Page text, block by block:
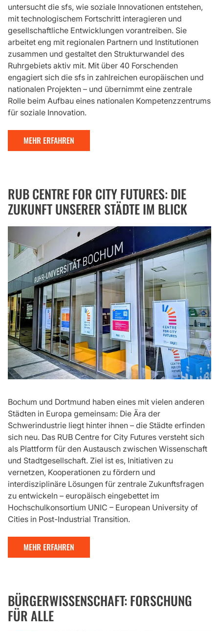
untersucht die sfs, wie soziale Innovationen entstehen,
mit technologischem Fortschritt interagieren und
gesellschaftliche Entwicklungen vorantreiben. Sie
arbeitet eng mit regionalen Partnern und Institutionen
zusammen und gestaltet den Strukturwandel des
Ruhrgebiets aktiv mit. Mit über 40 Forschenden
engagiert sich die sfs in zahlreichen europäischen und
nationalen Projekten – und übernimmt eine zentrale
Rolle beim Aufbau eines nationalen Kompetenzzentrums
für soziale Innovation.
MEHR ERFAHREN
RUB CENTRE FOR CITY FUTURES: DIE
ZUKUNFT UNSERER STÄDTE IM BLICK
Bochum und Dortmund haben eines mit vielen anderen
Städten in Europa gemeinsam: Die Ära der
Schwerindustrie liegt hinter ihnen – die Städte erfinden
sich neu. Das RUB Centre for City Futures versteht sich
als Plattform für den Austausch zwischen Wissenschaft
und Stadtgesellschaft. Ziel ist es, Initiativen zu
vernetzen, Kooperationen zu fördern und
interdisziplinäre Lösungen für zentrale Zukunftsfragen
zu entwickeln – europäisch eingebettet im
Hochschulkonsortium UNIC – European University of
Cities in Post-Industrial Transition.
MEHR ERFAHREN
BÜRGERWISSENSCHAFT: FORSCHUNG
FÜR ALLE